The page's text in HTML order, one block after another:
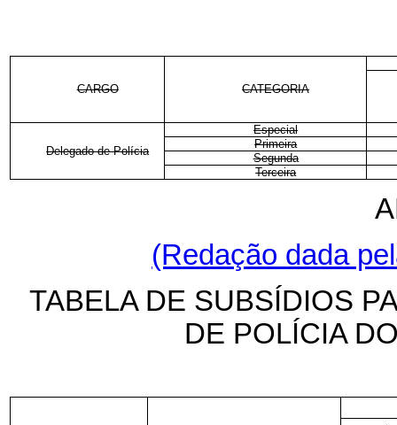
CARGO CATEGORIA
Delegado de Polícia
Especial
Primeira
Segunda
Terceira
(Redação dada
TABELA DE SUBSÍDIOS
DE POLÍCIA